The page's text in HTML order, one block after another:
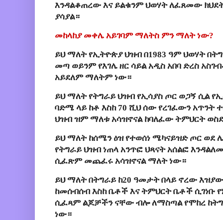
እንዳልቆጠረው እና ይልቁንም ህወሃት ለፈጸመው
ያሳያል።
መከላከያ መቀሌ አይገባም ማለትስ ምን ማለት ነው?
ይህ ማለት የኢትዮጵያ ህዝብ በ1983 ዓም ህወሃት
መጣ ወይንም የእገሌ ዘር ሳይል አዲስ አበባ ድረስ
አይደለም ማለትም ነው።
ይህ ማለት የትግራይ ህዝብ የኢሳያስ ጦር ወጋኝ ሲል
ባድሜ ላይ ከቶ እስከ 70 ሺህ ሰው የረገፈውን አጥንት
ህዝብ ዝም ማለቱ አሳዝኖናል ከባለፈው ትምህርት
ይህ ማለት ከሰሜን ዕዝ የተወሰነ ሜካናይዝድ ጦር ወደ
የትግራይ ህዝብ ነጠላ አንጥፎ ህጻናት አሰልፎ
ሲፈጽም መጨፈሩ አሳዝኖናል ማለት ነው።
ይህ ማለት በትግራይ ከ20 ዓመታት በላይ ኖረው
ከመሰብሰብ እስከ ቤቶች እና ትምህርት ቤቶች ሲገነቡ
ሲፈጻም ልጆቻችን ናቸው ብሎ ለማስጣል የሞከረ
ነው።